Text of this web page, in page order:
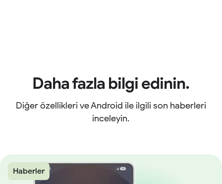
Daha fazla bilgi edinin.
Diğer özellikleri ve Android ile ilgili son haberleri
inceleyin.
Haberler